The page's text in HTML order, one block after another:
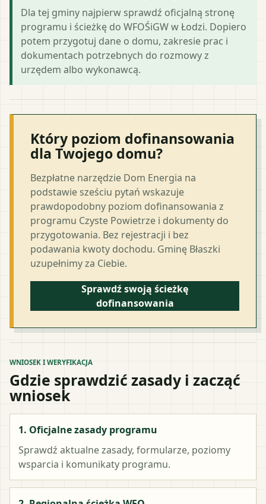
Dla tej gminy najpierw sprawdź oficjalną stronę
programu i ścieżkę do WFOŚiGW w Łodzi. Dopiero
potem przygotuj dane o domu, zakresie prac i
dokumentach potrzebnych do rozmowy z
urzędem albo wykonawcą.
Który poziom dofinansowania
dla Twojego domu?
Bezpłatne narzędzie Dom Energia na
podstawie sześciu pytań wskazuje
prawdopodobny poziom dofinansowania z
programu Czyste Powietrze i dokumenty do
przygotowania. Bez rejestracji i bez
podawania kwoty dochodu. Gminę Błaszki
uzupełnimy za Ciebie.
Sprawdź swoją ścieżkę
dofinansowania
WNIOSEK I WERYFIKACJA
Gdzie sprawdzić zasady i zacząć
wniosek
1. Oficjalne zasady programu
Sprawdź aktualne zasady, formularze, poziomy
wsparcia i komunikaty programu.